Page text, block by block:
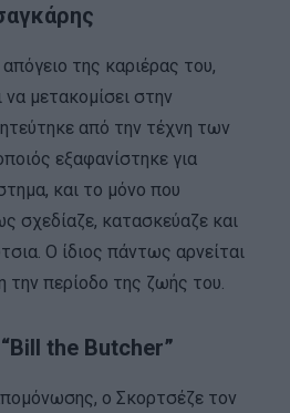
της καριέρας του,
μετακομίσει στην
από την τέχνη των
εξαφανίστηκε για
και το μόνο που
σχεδίαζε, κατασκεύαζε και
Ο ίδιος πάντως αρνείται
την περίοδο της ζωής του.
the Butcher”
ο Σκορτσέζε τον